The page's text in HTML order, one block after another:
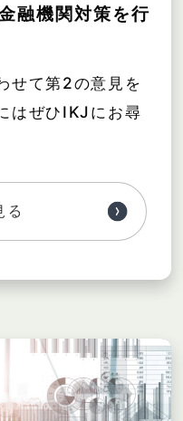
融機関対策を行
せて第2の意見を
はぜひIKJにお尋